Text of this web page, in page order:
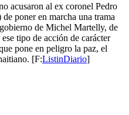
acusaron al ex coronel Pedro
poner en marcha una trama
de Michel Martelly, de
tipo de acción de carácter
pone en peligro la paz, el
[F:ListinDiario]